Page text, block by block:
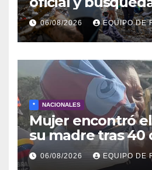
cadáveres
escombros
06/08/2026 EQUIPO DE
* NACIONALES
Mujer encontró
su madre tras 40
búsqueda en
06/08/2026 EQUIPO DE